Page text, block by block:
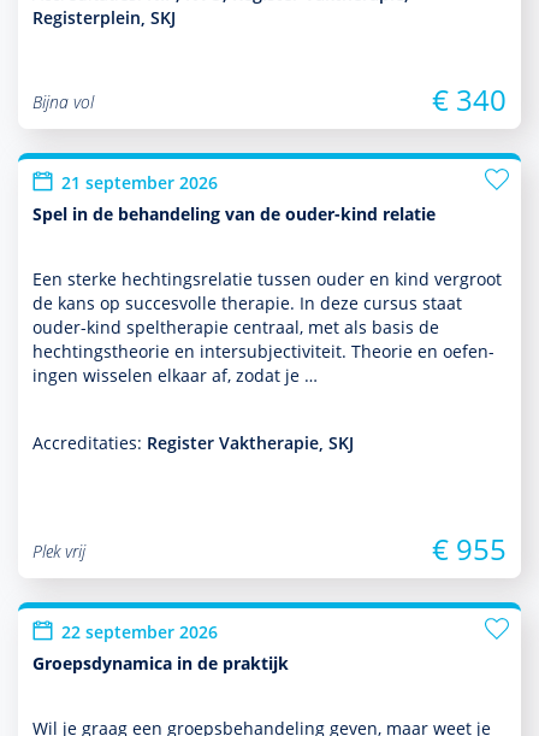
Registerplein, SKJ
Bijna vol € 340
21 september 2026
Spel in de behandeling van de ouder-kind relatie
Een sterke hechtingsrelatie tussen ouder en kind vergroot
de kans op succesvolle thera­pie. In deze cursus staat
ouder-kind spelthera­pie centraal, met als basis de
hechtingstheorie en intersubjectiviteit. Theorie en oefen­
ingen wisselen elkaar af, zodat je …
Accreditaties: Register Vaktherapie, SKJ
Plek vrij € 955
22 september 2026
Groepsdynamica in de praktijk
Wil je graag een groepsbehan­del­ing geven, maar weet je